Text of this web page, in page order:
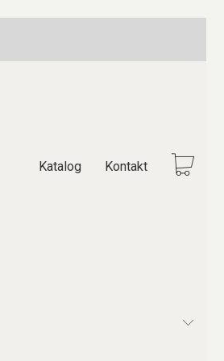
Katalog Kontakt